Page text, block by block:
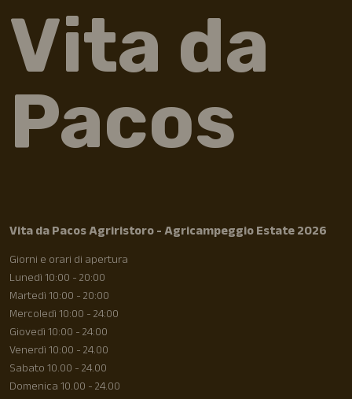
Vita da
Pacos
Vita da Pacos Agriristoro - Agricampeggio Estate 2026
Giorni e orari di apertura
Lunedì 10:00 - 20:00
Martedì 10:00 - 20:00
Mercoledì 10:00 - 24:00
Giovedì 10:00 - 24:00
Venerdì 10:00 - 24.00
Sabato 10.00 - 24.00
Domenica 10.00 - 24.00